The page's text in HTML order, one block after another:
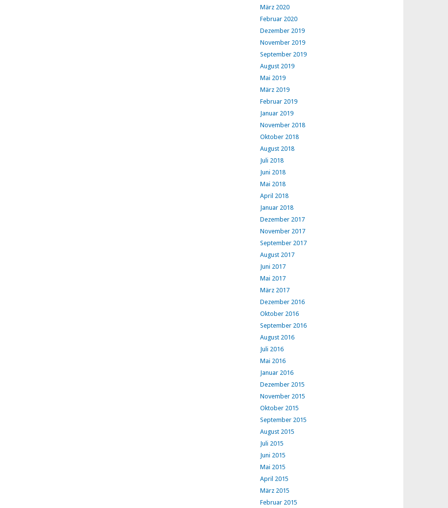
März 2020
Februar 2020
Dezember 2019
November 2019
September 2019
August 2019
Mai 2019
März 2019
Februar 2019
Januar 2019
November 2018
Oktober 2018
August 2018
Juli 2018
Juni 2018
Mai 2018
April 2018
Januar 2018
Dezember 2017
November 2017
September 2017
August 2017
Juni 2017
Mai 2017
März 2017
Dezember 2016
Oktober 2016
September 2016
August 2016
Juli 2016
Mai 2016
Januar 2016
Dezember 2015
November 2015
Oktober 2015
September 2015
August 2015
Juli 2015
Juni 2015
Mai 2015
April 2015
März 2015
Februar 2015